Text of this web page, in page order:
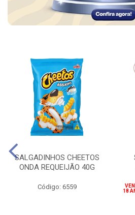
SALGADINHOS CHEETOS
ONDA REQUEIJÃO 40G
Código: 6559
18